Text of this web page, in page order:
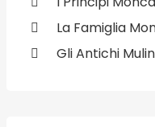
La Famiglia
Gli Antichi